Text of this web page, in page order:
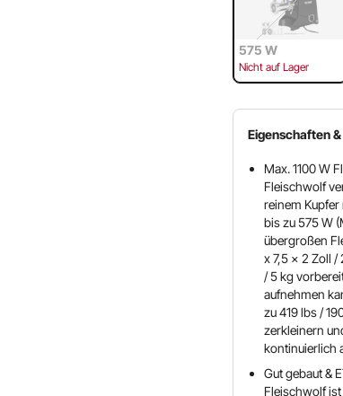
575 W
Nicht auf Lager
Eigenschaften
Max. 1100 W
Fleischwolf
reinem
bis zu 575 W
übergroßen
x 7,5 x 2 Zoll /
/ 5 kg
aufnehmen
zu 419 lbs /
zerkleinern
kontinuierlich
Gut gebaut &
Fleischwolf